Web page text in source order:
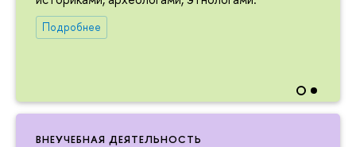
Подробнее
ВНЕУЧЕБНАЯ ДЕЯТЕЛЬНОСТЬ